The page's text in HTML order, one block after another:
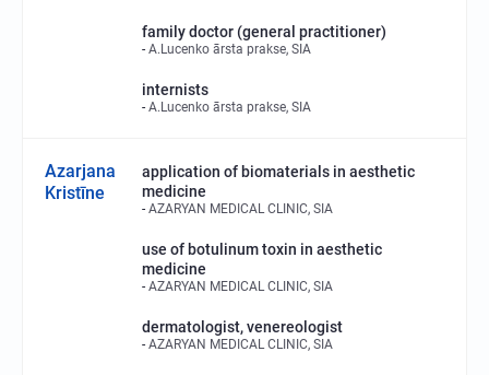
family doctor (general practitioner)
A.Lucenko ārsta prakse, SIA
internists
A.Lucenko ārsta prakse, SIA
Azarjana
Kristīne
application of biomaterials in aesthetic
medicine
AZARYAN MEDICAL CLINIC, SIA
use of botulinum toxin in aesthetic
medicine
AZARYAN MEDICAL CLINIC, SIA
dermatologist, venereologist
AZARYAN MEDICAL CLINIC, SIA